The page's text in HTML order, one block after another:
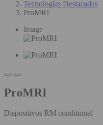
Tecnologías Destacadas
ProMRI
Image
ProMRI
Dispositivos RM conditional